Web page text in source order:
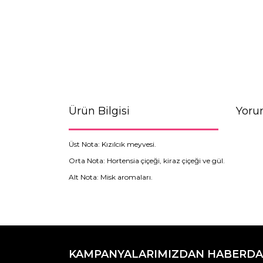
Ürün Bilgisi
Üst Nota: Kızılcık meyvesi.
Orta Nota: Hortensia çiçeği, kiraz çiçeği ve gül.
Alt Nota: Misk aromaları.
Görüş ve önerileriniz için teşekkür ederiz.
Ürün resmi kalitesiz, bozuk veya
KAMPANYALARIMIZDAN